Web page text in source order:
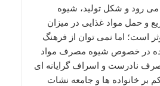
رود و شکل تولید، شیوه
و حمل مواد غذایی در میزان
است؛ اما نمی توان از فرهنگ
در خصوص شیوه مصرف مواد
نادرست و اسراف گرایانه ای
بر خانواده ها و جامعه نشات